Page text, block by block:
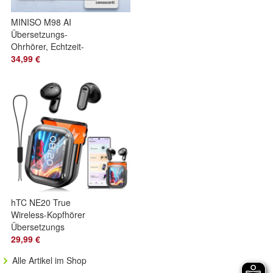
MINISO M98 AI
Übersetzungs-
Ohrhörer, Echtzeit-
Übersetzung,
Bluetooth
34,99 €
hTC NE20 True
Wireless-Kopfhörer
Übersetzungs
Bluetooth-Kopfhörer
29,99 €
Alle Artikel im Shop